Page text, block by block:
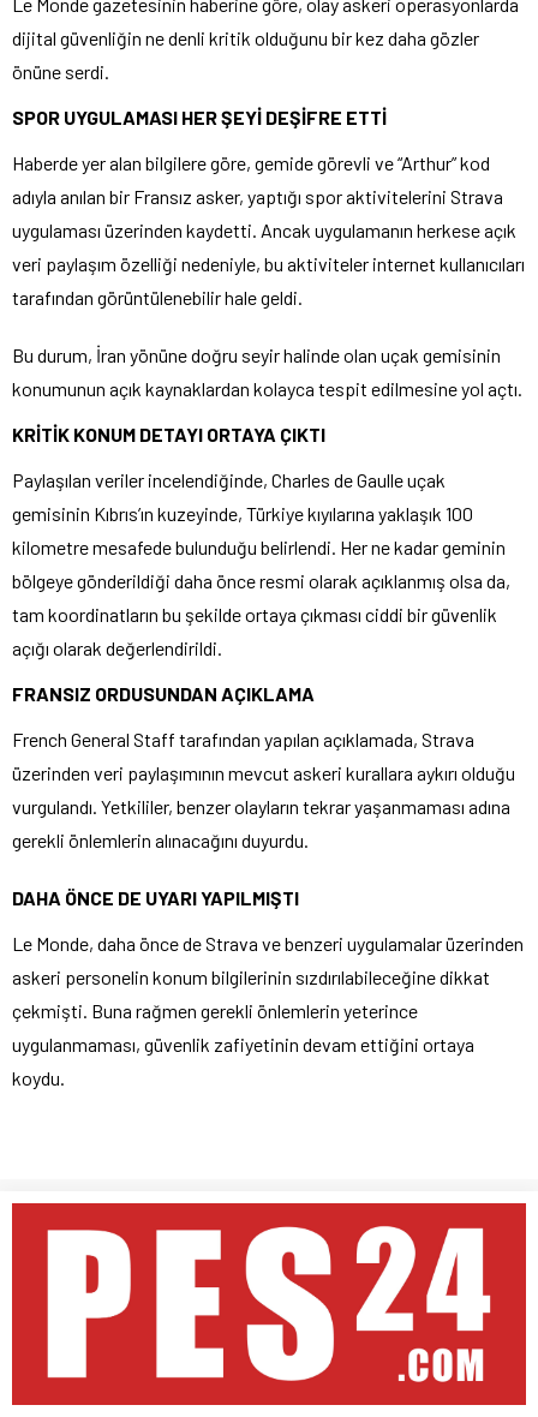
dijital güvenliğin ne denli kritik olduğunu bir kez daha gözler
önüne serdi.
SPOR UYGULAMASI HER ŞEYİ DEŞİFRE ETTİ
Haberde yer alan bilgilere göre, gemide görevli ve “Arthur” kod
adıyla anılan bir Fransız asker, yaptığı spor aktivitelerini Strava
uygulaması üzerinden kaydetti. Ancak uygulamanın herkese açık
veri paylaşım özelliği nedeniyle, bu aktiviteler internet kullanıcıları
tarafından görüntülenebilir hale geldi.
Bu durum, İran yönüne doğru seyir halinde olan uçak gemisinin
konumunun açık kaynaklardan kolayca tespit edilmesine yol açtı.
KRİTİK KONUM DETAYI ORTAYA ÇIKTI
Paylaşılan veriler incelendiğinde, Charles de Gaulle uçak
gemisinin Kıbrıs’ın kuzeyinde, Türkiye kıyılarına yaklaşık 100
kilometre mesafede bulunduğu belirlendi. Her ne kadar geminin
bölgeye gönderildiği daha önce resmi olarak açıklanmış olsa da,
tam koordinatların bu şekilde ortaya çıkması ciddi bir güvenlik
açığı olarak değerlendirildi.
FRANSIZ ORDUSUNDAN AÇIKLAMA
French General Staff tarafından yapılan açıklamada, Strava
üzerinden veri paylaşımının mevcut askeri kurallara aykırı olduğu
vurgulandı. Yetkililer, benzer olayların tekrar yaşanmaması adına
gerekli önlemlerin alınacağını duyurdu.
DAHA ÖNCE DE UYARI YAPILMIŞTI
Le Monde, daha önce de Strava ve benzeri uygulamalar üzerinden
askeri personelin konum bilgilerinin sızdırılabileceğine dikkat
çekmişti. Buna rağmen gerekli önlemlerin yeterince
uygulanmaması, güvenlik zafiyetinin devam ettiğini ortaya
koydu.